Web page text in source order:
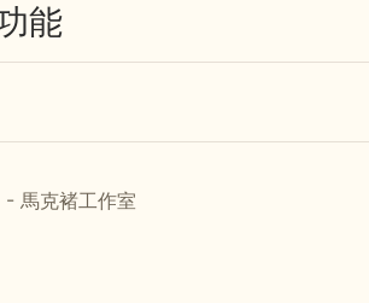
能
馬克褚工作室